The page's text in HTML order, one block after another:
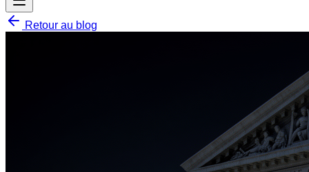
Retour au blog